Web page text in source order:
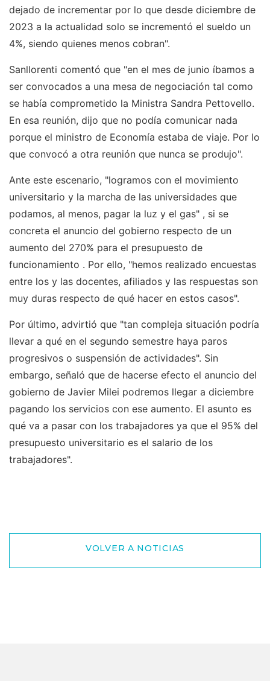
dejado de incrementar por lo que desde diciembre de
2023 a la actualidad solo se incrementó el sueldo un
4%, siendo quienes menos cobran".
Sanllorenti comentó que "en el mes de junio íbamos a
ser convocados a una mesa de negociación tal como
se había comprometido la Ministra Sandra Pettovello.
En esa reunión, dijo que no podía comunicar nada
porque el ministro de Economía estaba de viaje. Por lo
que convocó a otra reunión que nunca se produjo".
Ante este escenario, "logramos con el movimiento
universitario y la marcha de las universidades que
podamos, al menos, pagar la luz y el gas" , si se
concreta el anuncio del gobierno respecto de un
aumento del 270% para el presupuesto de
funcionamiento . Por ello, "hemos realizado encuestas
entre los y las docentes, afiliados y las respuestas son
muy duras respecto de qué hacer en estos casos".
Por último, advirtió que "tan compleja situación podría
llevar a qué en el segundo semestre haya paros
progresivos o suspensión de actividades". Sin
embargo, señaló que de hacerse efecto el anuncio del
gobierno de Javier Milei podremos llegar a diciembre
pagando los servicios con ese aumento. El asunto es
qué va a pasar con los trabajadores ya que el 95% del
presupuesto universitario es el salario de los
trabajadores".
VOLVER A NOTICIAS